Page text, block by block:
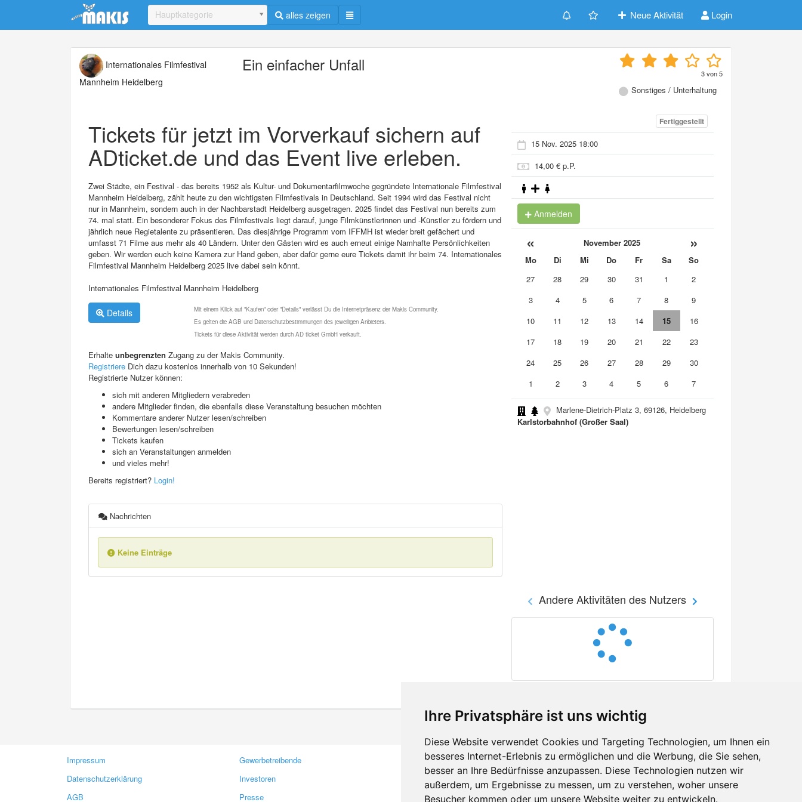
Ihre Privatsphäre ist uns wichtig
Diese Website verwendet Cookies und Targeting Technologien, um Ihnen ein
besseres Internet-Erlebnis zu ermöglichen und die Werbung, die Sie sehen,
besser an Ihre Bedürfnisse anzupassen. Diese Technologien nutzen wir
außerdem, um Ergebnisse zu messen, um zu verstehen, woher unsere
Besucher kommen oder um unsere Website weiter zu entwickeln.
Update cookies preferences
Hauptkategorie alles zeigen Neue Aktivität Login
Internationales Filmfestival
Mannheim Heidelberg
Ein einfacher Unfall 3von5
Sonstiges / Unterhaltung
Tickets für jetzt im Vorverkauf sichern auf
ADticket.de und das Event live erleben.
Zwei Städte, ein Festival - das bereits 1952 als Kultur- und Dokumentarfilmwoche gegründete Internationale Filmfestival
Mannheim Heidelberg, zählt heute zu den wichtigsten Filmfestivals in Deutschland. Seit 1994 wird das Festival nicht
nur in Mannheim, sondern auch in der Nachbarstadt Heidelberg ausgetragen. 2025 findet das Festival nun bereits zum
74. mal statt. Ein besonderer Fokus des Filmfestivals liegt darauf, junge Filmkünstlerinnen und -Künstler zu fördern und
jährlich neue Regietalente zu präsentieren. Das diesjährige Programm vom IFFMH ist wieder breit gefächert und
umfasst 71 Filme aus mehr als 40 Ländern. Unter den Gästen wird es auch erneut einige Namhafte Persönlichkeiten
geben. Wir werden euch keine Kamera zur Hand geben, aber dafür gerne eure Tickets damit ihr beim 74. Internationales
Filmfestival Mannheim Heidelberg 2025 live dabei sein könnt.
Internationales Filmfestival Mannheim Heidelberg
Details
Mit einem Klick auf "Kaufen" oder "Details" verlässt Du die Internetpräsenz der Makis Community.
Es gelten die AGB und Datenschutzbestimmungen des jeweiligen Anbieters.
Tickets für diese Aktivität werden durch AD ticket GmbH verkauft.
Erhalte unbegrenzten Zugang zu der Makis Community.
Registriere Dich dazu kostenlos innerhalb von 10 Sekunden!
Registrierte Nutzer können:
sich mit anderen Mitgliedern verabreden
andere Mitglieder finden, die ebenfalls diese Veranstaltung besuchen möchten
Kommentare anderer Nutzer lesen/schreiben
Bewertungen lesen/schreiben
Tickets kaufen
sich an Veranstaltungen anmelden
und vieles mehr!
Bereits registriert? Login!
Nachrichten
Keine Einträge
Fertiggestellt
15 Nov. 2025 18:00
14,00 € p.P.
Anmelden
« November 2025 »
Mo Di Mi Do Fr Sa
So
27
28 29 30 31 1
2
3
4 5 6 7 8
9
10
11 12 13 14 15
16
17
18 19 20 21 22
23
24
25 26 27 28 29
30
1
2 3 4 5 6 7
Marlene-Dietrich-Platz 3, 69126, Heidelberg
Karlstorbahnhof (Großer Saal)
Andere Aktivitäten des Nutzers
Impressum
Datenschutzerklärung
AGB
Gewerbetreibende
Investoren
Presse
Kontakt
Feedback
Fehler melden
Facebook
Twitter
YouTube